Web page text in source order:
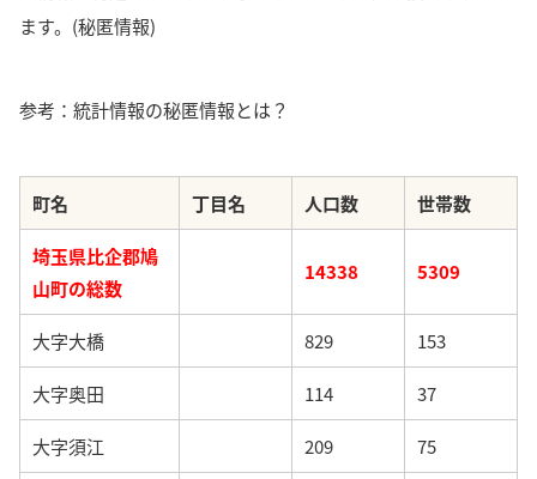
ます。(秘匿情報)
参考：統計情報の秘匿情報とは？
町名 丁目名 人口数 世帯数
埼玉県比企郡鳩
山町の総数
14338 5309
大字大橋 829 153
大字奥田 114 37
大字須江 209 75